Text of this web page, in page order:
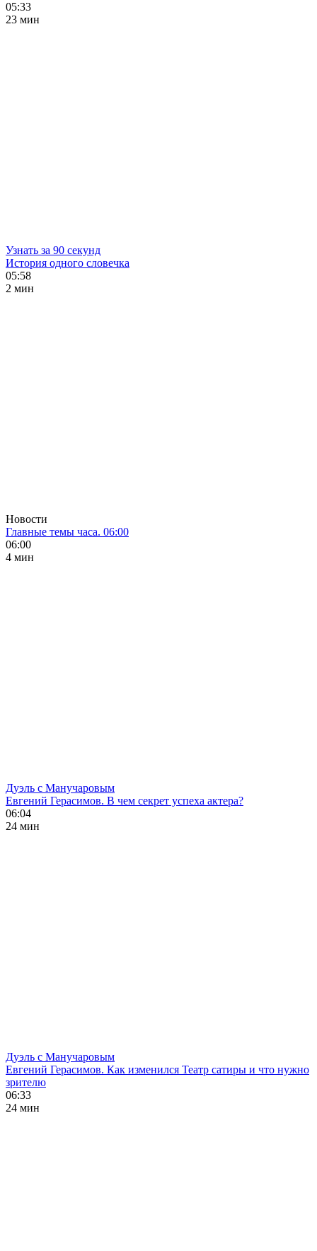
05:33
23 мин
Узнать за 90 секунд
История одного словечка
05:58
2 мин
Новости
Главные темы часа. 06:00
06:00
4 мин
Дуэль с Манучаровым
Евгений Герасимов. В чем секрет успеха актера?
06:04
24 мин
Дуэль с Манучаровым
Евгений Герасимов. Как изменился Театр сатиры и что нужно
зрителю
06:33
24 мин